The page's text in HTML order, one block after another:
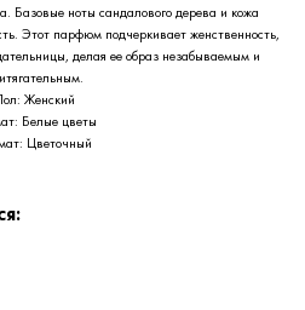
Базовые ноты сандалового дерева и кожа
Этот парфюм подчеркивает женственность,
делая ее образ незабываемым и
Женский
Белые цветы
Цветочный